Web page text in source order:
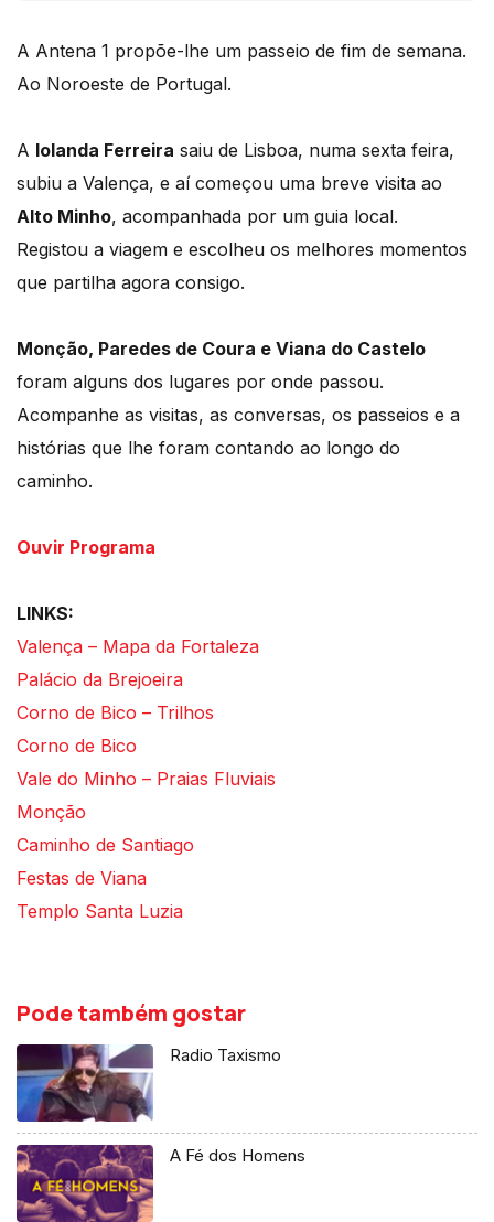
A Antena 1 propõe-lhe um passeio de fim de semana.
Ao Noroeste de Portugal.
A Iolanda Ferreira saiu de Lisboa, numa sexta feira,
subiu a Valença, e aí começou uma breve visita ao
Alto Minho, acompanhada por um guia local.
Registou a viagem e escolheu os melhores momentos
que partilha agora consigo.
Monção, Paredes de Coura e Viana do Castelo
foram alguns dos lugares por onde passou.
Acompanhe as visitas, as conversas, os passeios e a
histórias que lhe foram contando ao longo do
caminho.
Ouvir Programa
LINKS:
Valença – Mapa da Fortaleza
Palácio da Brejoeira
Corno de Bico – Trilhos
Corno de Bico
Vale do Minho – Praias Fluviais
Monção
Caminho de Santiago
Festas de Viana
Templo Santa Luzia
Pode também gostar
Radio Taxismo
A Fé dos Homens